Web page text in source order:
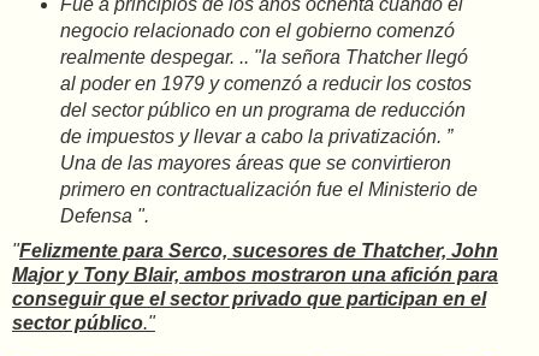
negocio relacionado con el gobierno comenzó
realmente despegar. .. "la señora Thatcher llegó
al poder en 1979 y comenzó a reducir los costos
del sector público en un programa de reducción
de impuestos y llevar a cabo la privatización. ”
Una de las mayores áreas que se convirtieron
primero en contractualización fue el Ministerio de
Defensa ".
"Felizmente para Serco, sucesores de Thatcher, John
Major y Tony Blair, ambos mostraron una afición para
conseguir que el sector privado que participan en el
sector público."